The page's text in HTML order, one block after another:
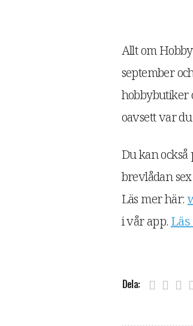
Allt om
september
hobbybutiker
oavsett var
Du kan
brevlådan
Läs mer här:
i vår app.
Dela: